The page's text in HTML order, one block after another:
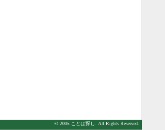
© 2005 ことば探し. All Rights Reserved.